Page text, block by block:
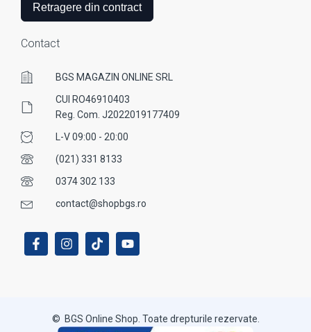
Retragere din contract
Contact
BGS MAGAZIN ONLINE SRL
CUI RO46910403
Reg. Com. J2022019177409
L-V 09:00 - 20:00
(021) 331 8133
0374 302 133
contact@shopbgs.ro
© BGS Online Shop. Toate drepturile rezervate.